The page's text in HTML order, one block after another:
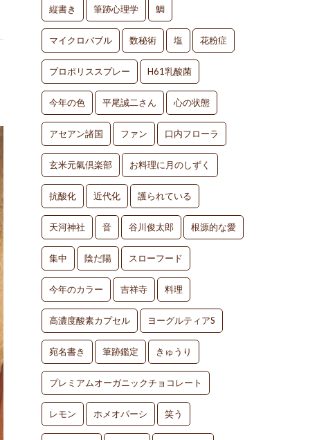
縦書き 筆跡心理学 鯛
マイクロバブル 数秘術 塩 花粉症
プロポリススプレー H61乳酸菌
今年の色 平尾誠二さん 心の状態
アセアン諸国 ファン 口内フローラ
玄米元氣倶楽部 お料理に月のしずく
抗酸化 近代化 護られている
天河神社 音 谷川俊太郎 根源的な愛
集中 陰だ陽 スローフード
今年のカラー 吉祥寺 料理
高濃度酸素カプセル ヨーグルティアS
宛名書き 筆跡鑑定 きゅうり
プレミアムオーガニックチョコレート
レモン ホメオパーシ 笑う